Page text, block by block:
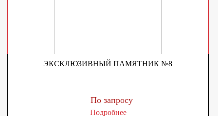
ЭКСКЛЮЗИВНЫЙ ПАМЯТНИК №8
По запросу
Подробнее